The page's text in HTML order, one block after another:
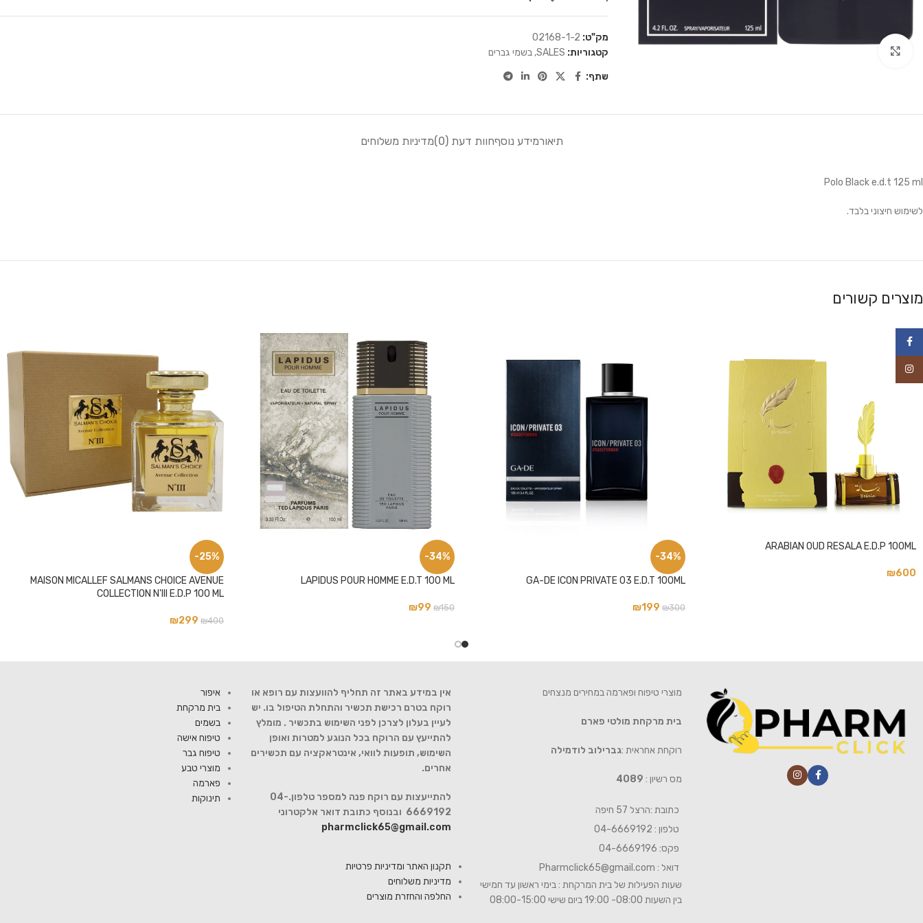
מק"ט: 02168-1-2
קטגוריות: SALES
, בשמי גברים
שתף:
תיאורמידע נוסףחוות דעת (0) מדיניות משלוחים
Polo Black e.d.t 125 ml
לשימוש חיצוני בלבד.
מוצרים קשורים
ARABIAN OUD RESALA E.D.P 100ML
₪600
-34%
GA-DE ICON PRIVATE 03 E.D.T 100ML
₪300
₪199
-34%
LAPIDUS POUR HOMME E.D.T 100 ML
₪150
₪99
-25%
MAISON MICALLEF SALMANS CHOICE AVENUE
COLLECTION N'III E.D.P 100 ML
₪400
₪299
איפור
בית מרקחת
בשמים
טיפוח אישה
טיפוח גבר
מוצרי טבע
פארמה
תינוקות
אין במידע באתר זה תחליף להוועצות עם רופא או
רוקח בטרם רכישת תכשיר והתחלת הטיפול בו. יש
לעיין בעלון לצרכן לפני השימוש בתכשיר . מומלץ
להתייעץ עם הרוקח בכל הנוגע למטרות ואופן
השימוש, תופעות לוואי, אינטראקציה עם תכשירים
אחרים.
להתייעצות עם רוקח פנה למספר טלפון.04-
6669192 ובנוסף כתובת דואר אלקטרוני
pharmclick65@gmail.com
תקנון האתר ומדיניות פרטיות
מדיניות משלוחים
החלפה והחזרת מוצרים
מוצרי טיפוח ופארמה במחירים מנצחים
בית מרקחת מולטי פארם
רוקחת אחראית :גברילוב לודמילה
מס רשיון : 4089
כתובת :הרצל 57 חיפה
טלפון : 04-6669192
פקס: 04-6669196
דואל : Pharmclick65@gmail.com
שעות הפעילות של בית המרקחת : בימי ראשון עד חמישי
בין השעות 08:00- 19:00 ביום שישי 08:00-15:00